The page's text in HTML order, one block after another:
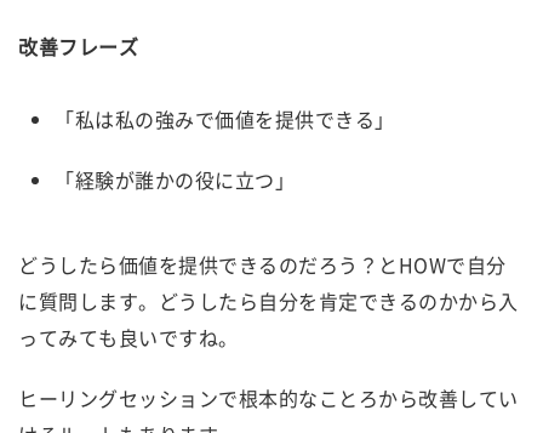
改善フレーズ
「私は私の強みで価値を提供できる」
「経験が誰かの役に立つ」
どうしたら価値を提供できるのだろう？とHOWで自分
に質問します。どうしたら自分を肯定できるのかから入
ってみても良いですね。
ヒーリングセッションで根本的なことろから改善してい